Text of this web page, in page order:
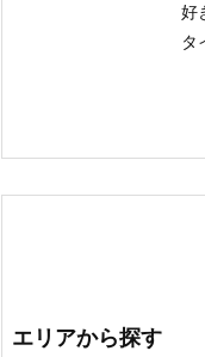
好
タ
エリアから探す